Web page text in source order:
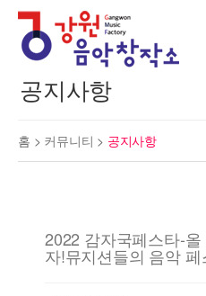
공지사항
홈 > 커뮤니티 > 공지사항
2022 감자국페스타-
자!뮤지션들의 음악 페